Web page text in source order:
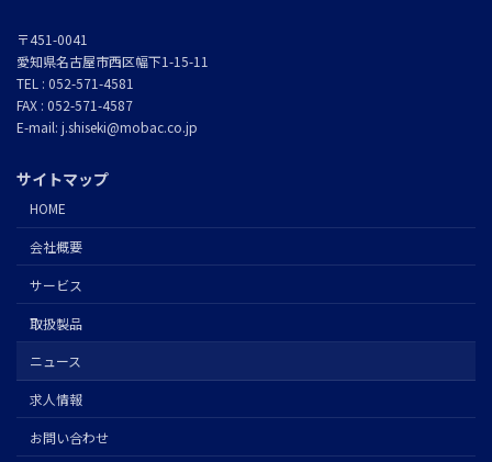
〒451-0041
愛知県名古屋市西区幅下1-15-11
TEL : 052-571-4581
FAX : 052-571-4587
E-mail: j.shiseki@mobac.co.jp
サイトマップ
HOME
会社概要
サービス
取扱製品
ニュース
求人情報
お問い合わせ